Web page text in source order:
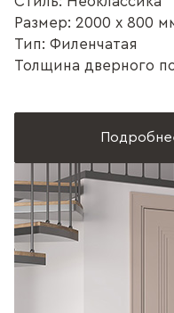
Размер: 2000 x 800
Тип: Филенчатая
Толщина дверного